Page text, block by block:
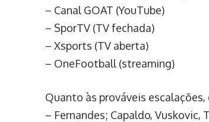
– Canal GOAT (YouTube)
– SporTV (TV fechada)
– Xsports (TV aberta)
– OneFootball (streaming)
Quanto às prováveis
– Fernandes; Capaldo, Vuskovic,